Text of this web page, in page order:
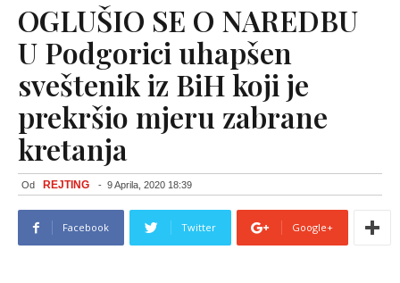
OGLUŠIO SE O NAREDBU
U Podgorici uhapšen
sveštenik iz BiH koji je
prekršio mjeru zabrane
kretanja
Od REJTING - 9 Aprila, 2020 18:39
Facebook Twitter Google+